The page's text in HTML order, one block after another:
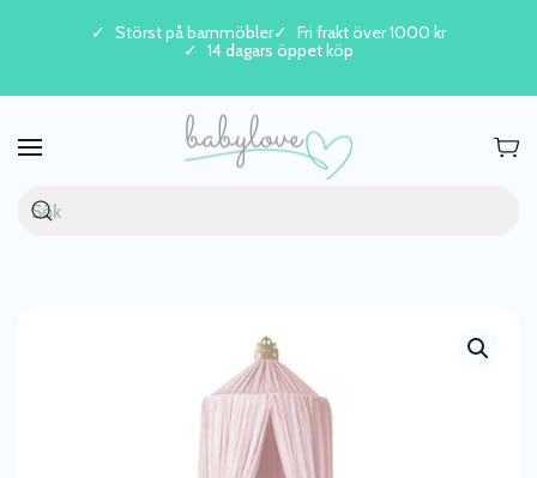
Skip to main content
Störst på barnmöbler
Fri frakt över 1000 kr
14 dagars öppet köp